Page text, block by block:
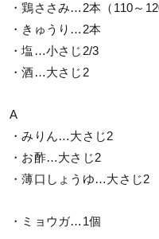
・鶏ささみ…2本（110～
・きゅうり…2本
・塩…小さじ2/3
・酒…大さじ2
A
・みりん…大さじ2
・お酢…大さじ2
・薄口しょうゆ…大さじ2
・ミョウガ…1個